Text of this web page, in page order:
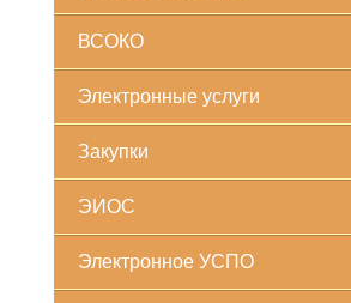
ВСОКО
Электронные услуги
Закупки
ЭИОС
Электронное УСПО